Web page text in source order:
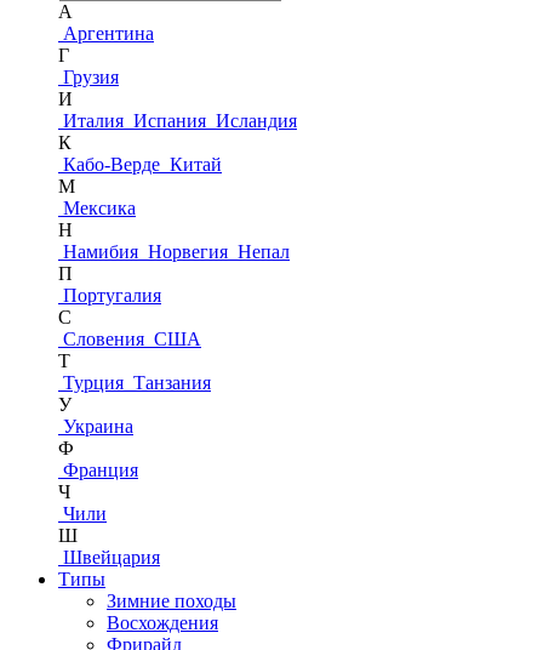
А
Аргентина
Г
Грузия
И
Италия Испания Исландия
К
Кабо-Верде Китай
М
Мексика
Н
Намибия Норвегия Непал
П
Португалия
С
Словения США
Т
Турция Танзания
У
Украина
Ф
Франция
Ч
Чили
Ш
Швейцария
Типы
Зимние походы
Восхождения
Фрирайд